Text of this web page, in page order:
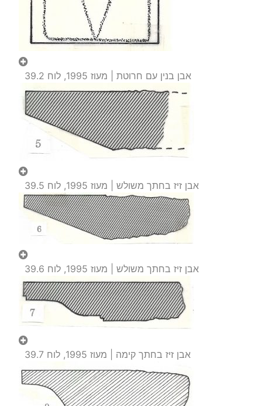
אבן בנין עם חרוטת | מעוז 1995, לוח 39.2
אבן זיז בחתך משולש | מעוז 1995, לוח 39.5
אבן זיז בחתך משולש | מעוז 1995, לוח 39.6
אבן זיז בחתך קימה | מעוז 1995, לוח 39.7